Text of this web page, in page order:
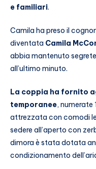
e familiari.
Camila ha preso il
diventata Camila
abbia mantenuto
all’ultimo minuto.
La coppia ha fornito
temporanee, numerate
attrezzata con comodi
sedere all’aperto con
dimora è stata dotata
condizionamento